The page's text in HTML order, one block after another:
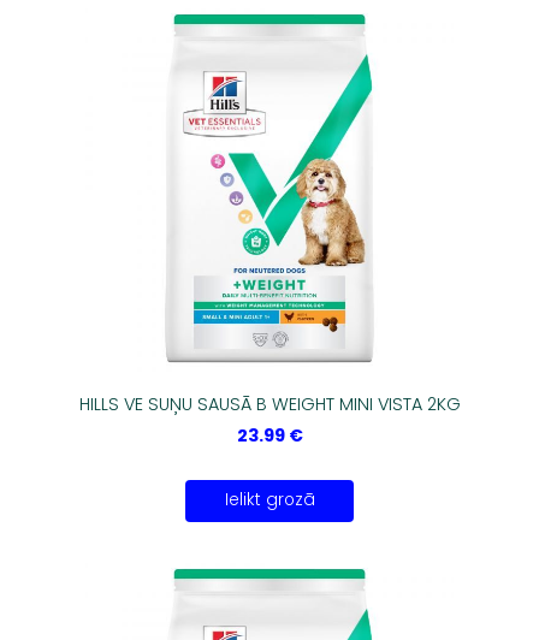
HILLS VE SUŅU SAUSĀ B WEIGHT MINI VISTA 2KG
23.99 €
Ielikt grozā